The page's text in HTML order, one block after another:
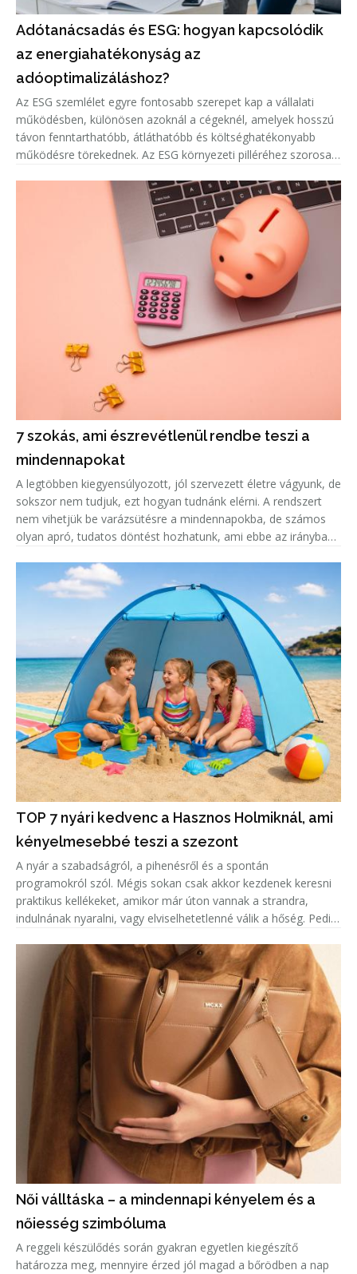
Adótanácsadás és ESG: hogyan kapcsolódik
az energiahatékonyság az
adóoptimalizáláshoz?
Az ESG szemlélet egyre fontosabb szerepet kap a vállalati
működésben, különösen azoknál a cégeknél, amelyek hosszú
távon fenntarthatóbb, átláthatóbb és költséghatékonyabb
működésre törekednek. Az ESG környezeti pilléréhez szorosan
7 szokás, ami észrevétlenül rendbe teszi a
mindennapokat
A legtöbben kiegyensúlyozott, jól szervezett életre vágyunk, de
sokszor nem tudjuk, ezt hogyan tudnánk elérni. A rendszert
nem vihetjük be varázsütésre a mindennapokba, de számos
olyan apró, tudatos döntést hozhatunk, ami ebbe az irányba
TOP 7 nyári kedvenc a Hasznos Holmiknál, ami
kényelmesebbé teszi a szezont
A nyár a szabadságról, a pihenésről és a spontán
programokról szól. Mégis sokan csak akkor kezdenek keresni
praktikus kellékeket, amikor már úton vannak a strandra,
indulnának nyaralni, vagy elviselhetetlenné válik a hőség. Pedig
kényelmen. A Has
Női válltáska – a mindennapi kényelem és a
nőiesség szimbóluma
A reggeli készülődés során gyakran egyetlen kiegészítő
határozza meg, mennyire érzed jól magad a bőrödben a nap